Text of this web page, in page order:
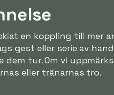
en koppling till mer
gest eller serie av
tur. Om vi
eller tränarnas tro.